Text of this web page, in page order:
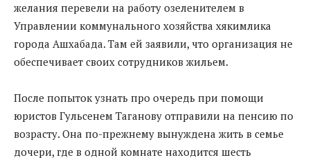
желания перевели на работу озеленителем в
Управлении коммунального хозяйства хякимлика
города Ашхабада. Там ей заявили, что организация не
обеспечивает своих сотрудников жильем.
После попыток узнать про очередь при помощи
юристов Гульсенем Таганову отправили на пенсию по
возрасту. Она по-прежнему вынуждена жить в семье
дочери, где в одной комнате находится шесть